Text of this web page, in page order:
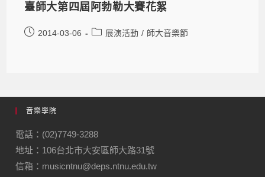
臺師大第四屆阿勃勒大賽花絮
2014-03-06 展演活動 / 師大音樂節
音樂學院
電話：(02)7749-3288
地址：106台北市大安區師大路31號
信箱：musicntnu@deps.ntnu.edu.tw